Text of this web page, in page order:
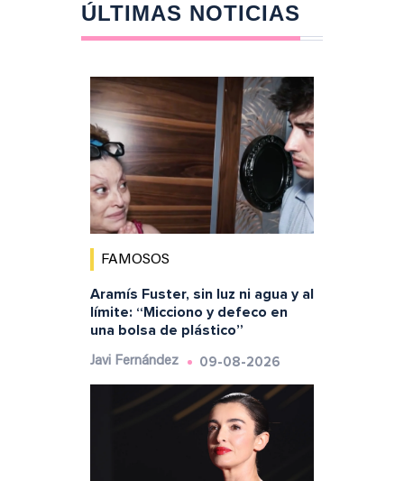
ÚLTIMAS NOTICIAS
FAMOSOS
Aramís Fuster, sin luz ni agua y al
límite: “Micciono y defeco en
una bolsa de plástico”
Javi Fernández 09-08-2026